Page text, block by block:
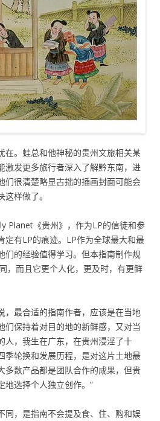
在。蛙总和他神秘的贵州文旅相关某
激发更多旅行者深入了解黔东南，进
们很清楚略显古拙的插画封面可能会
样做了。
Planet《贵州》，作为LP的信徒和参
定有LP的痕迹。LP作为全球最大和最
们的经验值得学习。但本指南制作规
，而且它更个人化，更及时，有更鲜
，最合适的指南作者，应该是在当地
们保持着对目的地的新鲜感，又对当
人，我生在广东，在贵州浸淫了十
季轮换和发展历程，是对这片土地最
多数产品都是团队合作的成果，但贵
地选择个人独立创作。”
同，是指南不会提及食、住、购和娱